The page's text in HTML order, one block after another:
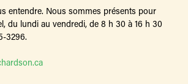
entendre. Nous sommes présents pour
du lundi au vendredi, de 8 h 30 à 16 h 30
3296.